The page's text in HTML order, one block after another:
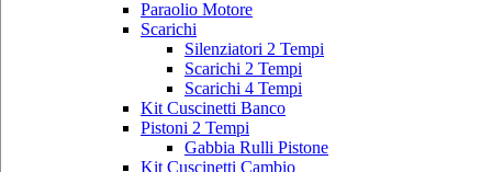
Paraolio Motore
Scarichi
Silenziatori 2 Tempi
Scarichi 2 Tempi
Scarichi 4 Tempi
Kit Cuscinetti Banco
Pistoni 2 Tempi
Gabbia Rulli Pistone
Kit Cuscinetti Cambio